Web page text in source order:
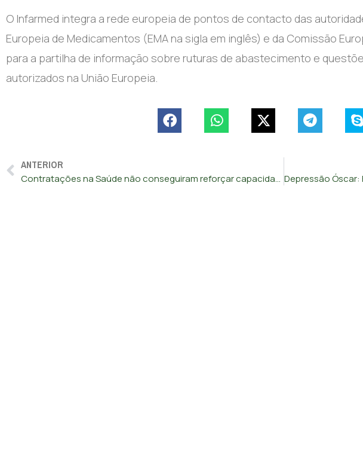
O Infarmed integra a rede europeia de pontos de contacto das
Europeia de Medicamentos (EMA na sigla em inglês) e da Comissão
para a partilha de informação sobre ruturas de abastecimento e
autorizados na União Europeia.
ANTERIOR
Contratações na Saúde não conseguiram reforçar capacidade assistencial